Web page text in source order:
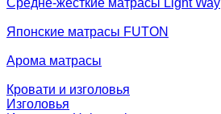
Средне-жесткие матрасы Light Way
Японские матрасы FUTON
Арома матрасы
Кровати и изголовья
Изголовья